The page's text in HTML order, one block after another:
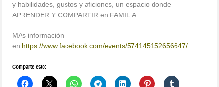
y habilidades, gustos y aficiones, un espacio donde
APRENDER Y COMPARTIR en FAMILIA.
MAs información
en https://www.facebook.com/events/574145152656647/
Comparte esto: